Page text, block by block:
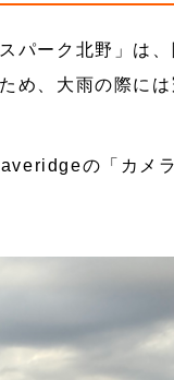
パーク北野」は
め、大雨の際に
の「カメ